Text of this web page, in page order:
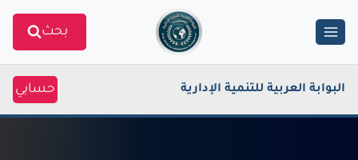
بحث
البوابة العربية للتنمية الإدارية حسابي